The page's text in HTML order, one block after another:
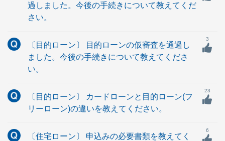
過しました。今後の手続きについて教えてくだ
さい。
〔目的ローン〕 目的ローンの仮審査を通過し
ました。今後の手続きについて教えてくださ
い。
3
〔目的ローン〕 カードローンと目的ローン(フ
リーローン)の違いを教えてください。
23
〔住宅ローン〕 申込みの必要書類を教えてく
6